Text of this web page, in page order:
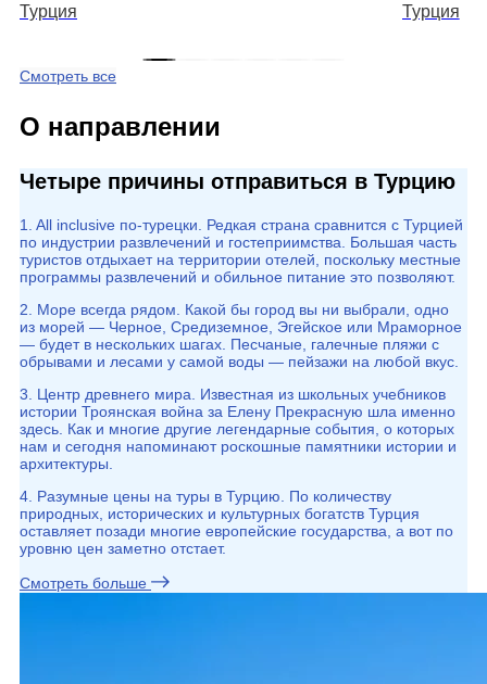
Турция Турция
Смотреть все
О направлении
Четыре причины отправиться в Турцию
1. All inclusive по-турецки. Редкая страна сравнится с Турцией
по индустрии развлечений и гостеприимства. Большая часть
туристов отдыхает на территории отелей, поскольку местные
программы развлечений и обильное питание это позволяют.
2. Море всегда рядом. Какой бы город вы ни выбрали, одно
из морей — Черное, Средиземное, Эгейское или Мраморное
— будет в нескольких шагах. Песчаные, галечные пляжи с
обрывами и лесами у самой воды — пейзажи на любой вкус.
3. Центр древнего мира. Известная из школьных учебников
истории Троянская война за Елену Прекрасную шла именно
здесь. Как и многие другие легендарные события, о которых
нам и сегодня напоминают роскошные памятники истории и
архитектуры.
4. Разумные цены на туры в Турцию. По количеству
природных, исторических и культурных богатств Турция
оставляет позади многие европейские государства, а вот по
уровню цен заметно отстает.
Смотреть больше